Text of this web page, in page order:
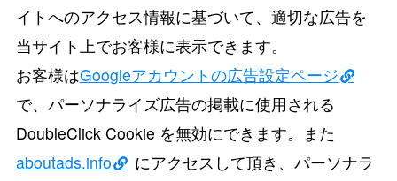
イトへのアクセス情報に基づいて、適切な広告を
当サイト上でお客様に表示できます。
お客様はGoogleアカウントの広告設定ページ
で、パーソナライズ広告の掲載に使用される
DoubleClick Cookie を無効にできます。また
aboutads.info
にアクセスして頂き、パーソナラ